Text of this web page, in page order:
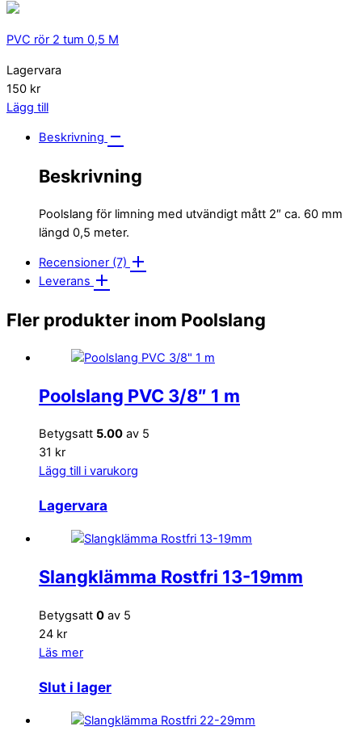
PVC rör 2 tum 0,5 M
Lagervara
150 kr
Lägg till
Beskrivning
Beskrivning
Poolslang för limning med utvändigt mått 2″ ca. 60 mm
längd 0,5 meter.
Recensioner (7)
Leverans
Fler produkter inom Poolslang
Poolslang PVC 3/8″ 1 m
Betygsatt 5.00 av 5
31 kr
Lägg till i varukorg
Lagervara
Slangklämma Rostfri 13-19mm
Betygsatt 0 av 5
24 kr
Läs mer
Slut i lager